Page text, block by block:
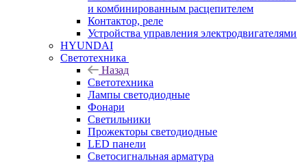
и комбинированным расцепителем
Контактор, реле
Устройства управления электродвигателями
HYUNDAI
Светотехника
Назад
Светотехника
Лампы светодиодные
Фонари
Светильники
Прожекторы светодиодные
LED панели
Светосигнальная арматура